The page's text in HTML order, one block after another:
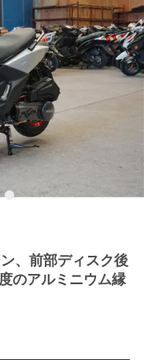
、前部ディスク後
のアルミニウム縁